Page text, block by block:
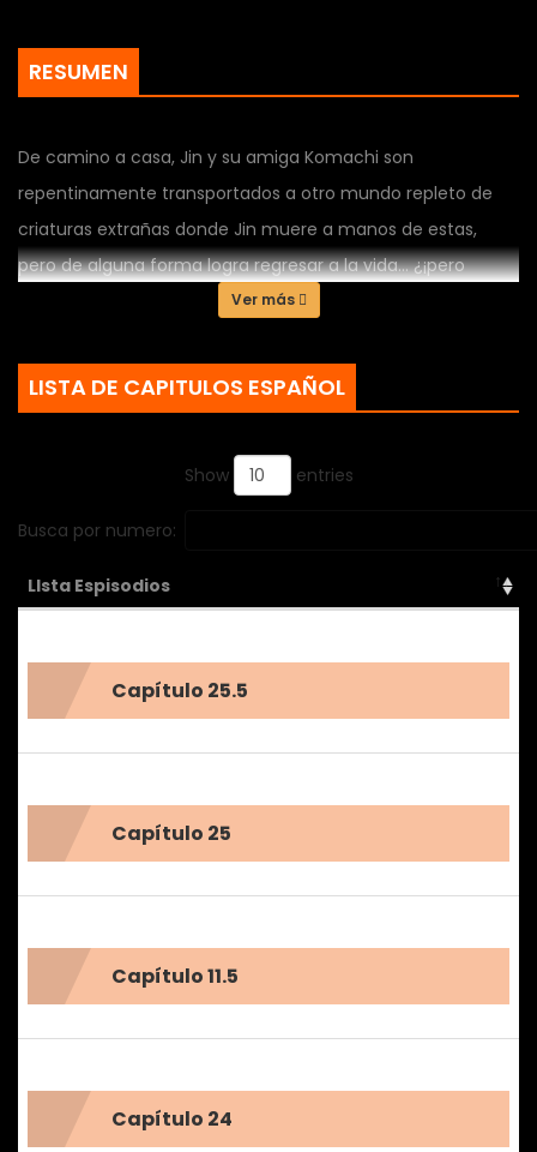
RESUMEN
De camino a casa, Jin y su amiga Komachi son
repentinamente transportados a otro mundo repleto de
criaturas extrañas donde Jin muere a manos de estas,
pero de alguna forma logra regresar a la vida… ¿¡pero
como una criatura con tentáculos!? ¡El inicio de una
Ver más
LISTA DE CAPITULOS ESPAÑOL
Show entries
Busca por numero:
LIsta Espisodios
Capítulo 25.5
Capítulo 25
Capítulo 11.5
Capítulo 24